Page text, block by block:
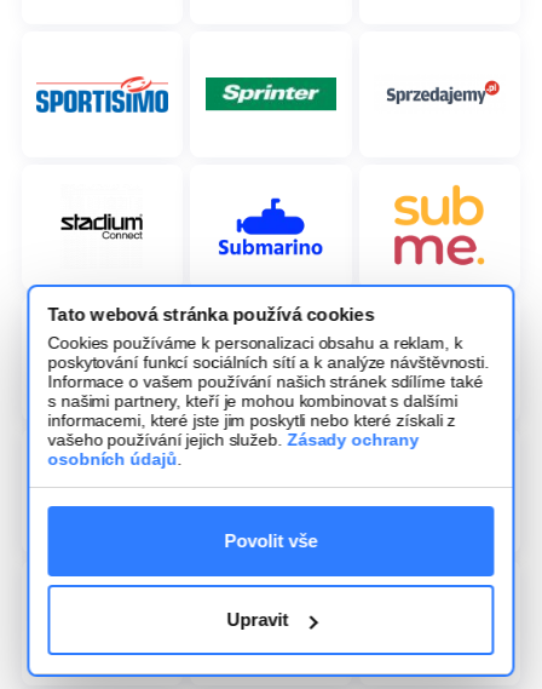
Tato webová stránka používá cookies
Cookies používáme k personalizaci obsahu a reklam, k
poskytování funkcí sociálních sítí a k analýze návštěvnosti.
Informace o vašem používání našich stránek sdílíme také
s našimi partnery, kteří je mohou kombinovat s dalšími
informacemi, které jste jim poskytli nebo které získali z
vašeho používání jejich služeb.Zásady ochrany
osobních údajů
Povolit vše
Upravit